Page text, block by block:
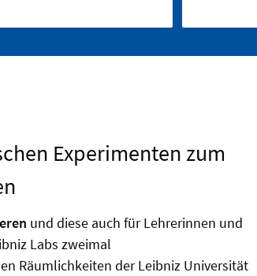
Experimenten zum
und diese auch für Lehrerinnen und
Labs zweimal
Räumlichkeiten der Leibniz Universität